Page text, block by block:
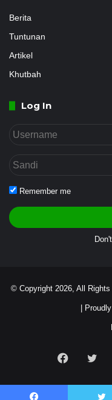
Berita
Tuntunan
Artikel
Khutbah
Log In
Remember me
© Copyright 2026, All
|